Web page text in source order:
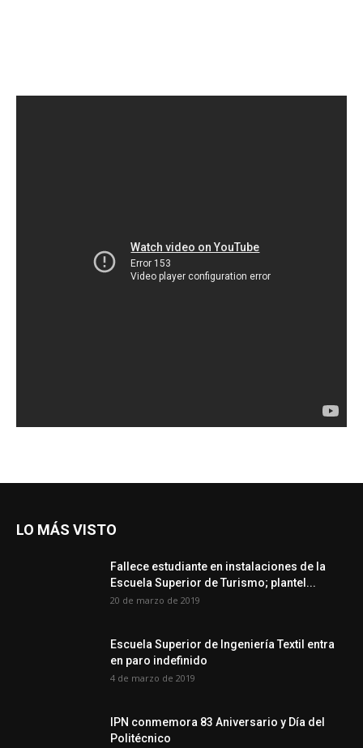
LO MÁS VISTO
Fallece estudiante en instalaciones de la
Escuela Superior de Turismo; plantel...
20 de marzo de 2019
Escuela Superior de Ingeniería Textil entra
en paro indefinido
4 de marzo de 2019
IPN conmemora 83 Aniversario y Día del
Politécnico